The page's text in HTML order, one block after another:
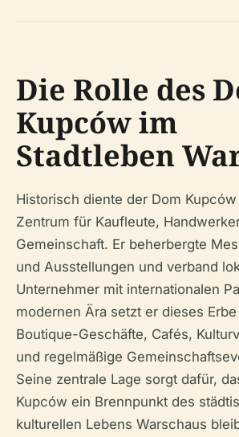
Die Rolle des
Kupców im
Stadtleben
Historisch diente der Dom
Zentrum für Kaufleute,
Gemeinschaft. Er beherbergte
und Ausstellungen und verband
Unternehmer mit internationalen
modernen Ära setzt er dieses
Boutique-Geschäfte, Cafés,
und regelmäßige
Seine zentrale Lage sorgt dafür,
Kupców ein Brennpunkt des
kulturellen Lebens Warschaus